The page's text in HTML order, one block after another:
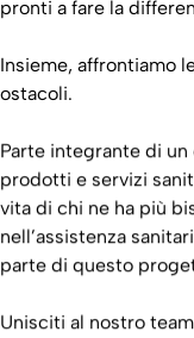
pronti a fare la
Insieme, affrontiamo
ostacoli.
Parte integrante di
prodotti e servizi
vita di chi ne ha più
nell’assistenza
parte di questo
Unisciti al nostro